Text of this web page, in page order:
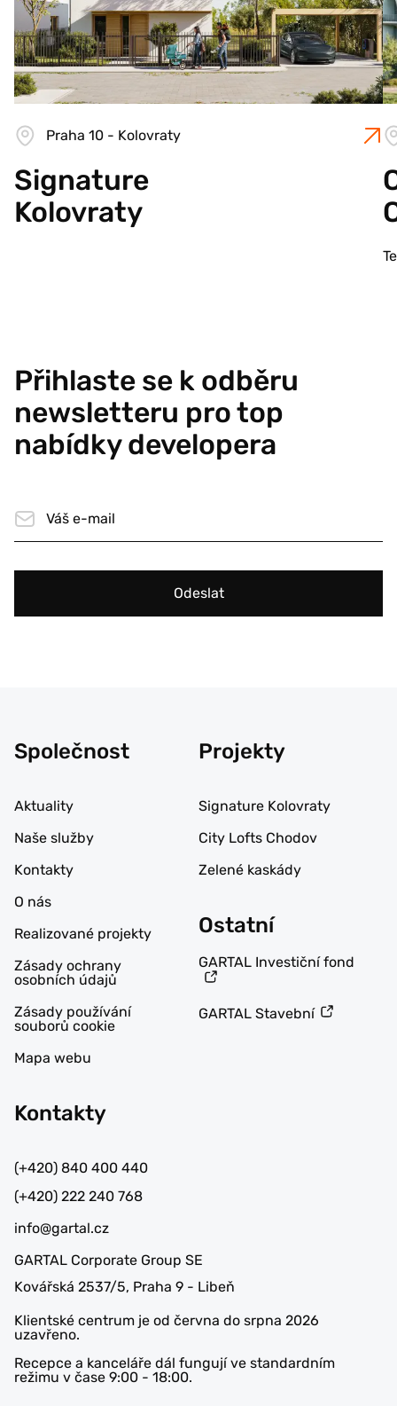
Praha 10 - Kolovraty
Signature
Kolovraty
Přihlaste se k odběru
newsletteru pro top
nabídky developera
Odeslat
Společnost
Aktuality
Naše služby
Kontakty
O nás
Realizované projekty
Zásady ochrany
osobních údajů
Zásady používání
souborů cookie
Mapa webu
Projekty
Signature Kolovraty
City Lofts Chodov
Zelené kaskády
Ostatní
GARTAL Investiční fond
GARTAL Stavební
Kontakty
(+420) 840 400 440
(+420) 222 240 768
info@gartal.cz
GARTAL Corporate Group SE
Kovářská 2537/5, Praha 9 - Libeň
Klientské centrum je od června do srpna 2026
uzavřeno.
Recepce a kanceláře dál fungují ve standardním
režimu v čase 9:00 - 18:00.